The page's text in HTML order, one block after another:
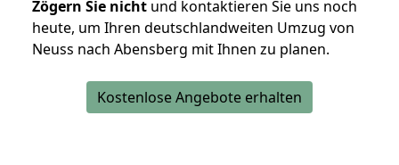
Zögern Sie nicht und kontaktieren Sie uns noch
heute, um Ihren deutschlandweiten Umzug von
Neuss nach Abensberg mit Ihnen zu planen.
Kostenlose Angebote erhalten